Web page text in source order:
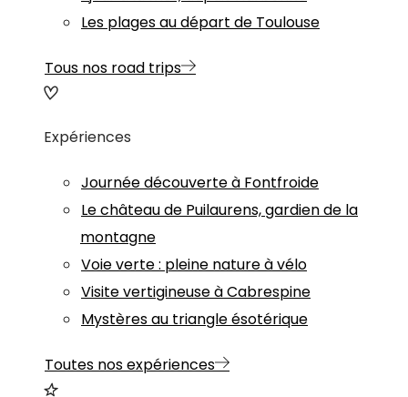
Les plages au départ de Toulouse
Tous nos road trips
Expériences
Journée découverte à Fontfroide
Le château de Puilaurens, gardien de la
montagne
Voie verte : pleine nature à vélo
Visite vertigineuse à Cabrespine
Mystères au triangle ésotérique
Toutes nos expériences